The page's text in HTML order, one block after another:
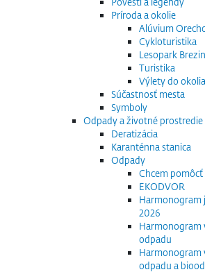
Príroda a okolie
Alúvium
Cykloturistika
Lesopark
Turistika
Výlety do okolia
Súčastnosť mesta
Symboly
Odpady a životné prostredie
Deratizácia
Karanténna stanica
Odpady
Chcem
EKODVOR
Harmonogram
2026
Harmonogram
odpadu
Harmonogram
odpadu a